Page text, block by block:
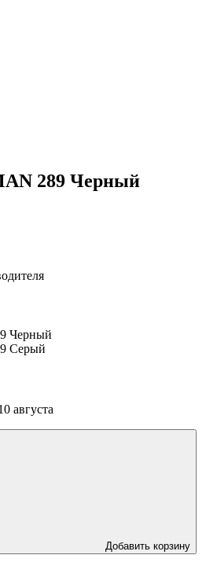
289 Черный
августа
Добавить корзину